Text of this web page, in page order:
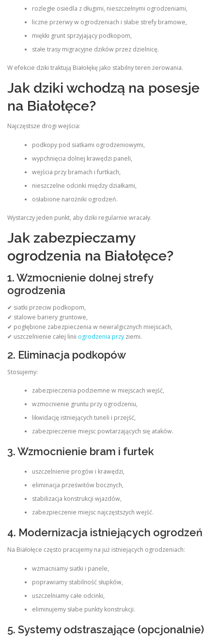
rozległe osiedla z długimi, nieszczelnymi ogrodzeniami,
liczne przerwy w ogrodzeniach i słabe strefy bramowe,
miękki grunt sprzyjający podkopom,
stałe trasy migracyjne dzików przez dzielnicę.
W efekcie dziki traktują Białołękę jako stabilny teren żerowania.
Jak dziki wchodzą na posesje
na Białołęce?
Najczęstsze drogi wejścia:
podkopy pod siatkami ogrodzeniowymi,
wypchnięcia dolnej krawędzi paneli,
wejścia przy bramach i furtkach,
nieszczelne odcinki między działkami,
osłabione narożniki ogrodzeń.
Wystarczy jeden punkt, aby dziki regularnie wracały.
Jak zabezpieczamy
ogrodzenia na Białołęce?
1. Wzmocnienie dolnej strefy
ogrodzenia
✔ siatki przeciw podkopom,
✔ stalowe bariery gruntowe,
✔ pogłębione zabezpieczenia w newralgicznych miejscach,
✔ uszczelnienie całej linii ogrodzenia przy ziemi.
2. Eliminacja podkopów
Stosujemy:
zabezpieczenia podziemne w miejscach wejść,
wzmocnienie gruntu przy ogrodzeniu,
likwidację istniejących tuneli i przejść,
zabezpieczenie miejsc powtarzających się ataków.
3. Wzmocnienie bram i furtek
uszczelnienie progów i krawędzi,
eliminacja prześwitów bocznych,
stabilizacja konstrukcji wjazdów,
zabezpieczenie miejsc najczęstszych wejść.
4. Modernizacja istniejących ogrodzeń
Na Białołęce często pracujemy na już istniejących ogrodzeniach:
wzmacniamy siatki i panele,
poprawiamy stabilność słupków,
uszczelniamy całe odcinki,
eliminujemy słabe punkty konstrukcji.
5. Systemy odstraszające (opcjonalnie)